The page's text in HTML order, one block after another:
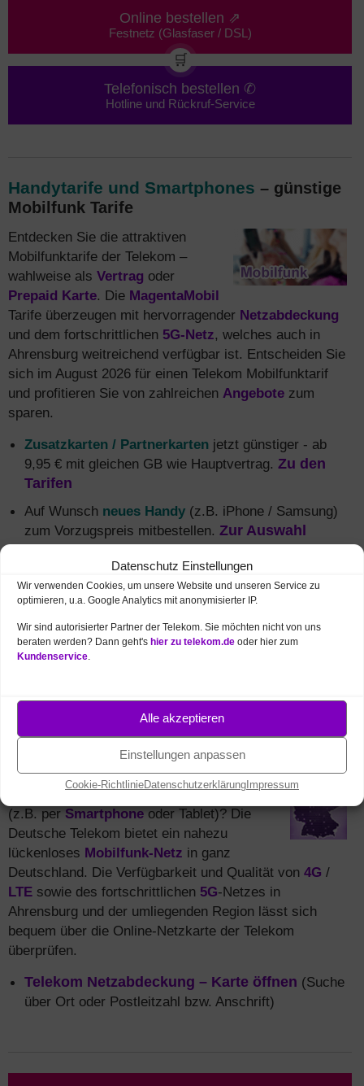
Datenschutz Einstellungen
Wir verwenden Cookies, um unsere Website und unseren Service zu
optimieren, u.a. Google Analytics mit anonymisierter IP.
Wir sind autorisierter Partner der Telekom. Sie möchten nicht von uns
beraten werden? Dann geht's hier zu telekom.de oder hier zum
Kundenservice
Alle akzeptieren
Einstellungen anpassen
Cookie-RichtlinieDatenschutzerklärungImpressum
Online bestellen ⇗
Festnetz (Glasfaser / DSL)
🛒
Telefonisch bestellen ✆
Hotline und Rückruf-Service
Handytarife und Smartphones – günstige
Mobilfunk Tarife
Entdecken Sie die attraktiven
Mobilfunktarife der Telekom –
wahlweise als Vertrag oder
Prepaid Karte. Die MagentaMobil
Tarife überzeugen mit hervorragender Netzabdeckung
und dem fortschrittlichen 5G-Netz, welches auch in
Ahrensburg weitreichend verfügbar ist. Entscheiden Sie
sich im August 2026 für einen Telekom Mobilfunktarif
und profitieren Sie von zahlreichen Angebote zum
sparen.
Zusatzkarten / Partnerkarten jetzt günstiger - ab
9,95 € mit gleichen GB wie Hauptvertrag. Zu den
Tarifen
Auf Wunsch neues Handy (z.B. iPhone / Samsung)
zum Vorzugspreis mitbestellen. Zur Auswahl
junge Leute unter 28 Jahren
und monatlich sparen.
Infos und Bestellung
Festnetz und Mobilfunk kombinieren
5 € sparen + mehr Daten.Alle MagentaEINS
Vorteile
Mobilfunk Netzabdeckungin Ahrensburg
(5G, 4G / LTE, 3G)
Brauchen Sie eine zuverlässige
Internetverbindung für Ihre mobilen Geräte
(z.B. per Smartphone oder Tablet)? Die
Deutsche Telekom bietet ein nahezu
lückenloses Mobilfunk-Netz in ganz
Deutschland. Die Verfügbarkeit und Qualität von 4G /
LTE sowie des fortschrittlichen 5G-Netzes in
Ahrensburg und der umliegenden Region lässt sich
bequem über die Online-Netzkarte der Telekom
überprüfen.
Telekom Netzabdeckung – Karte öffnen (Suche
über Ort oder Postleitzahl bzw. Anschrift)